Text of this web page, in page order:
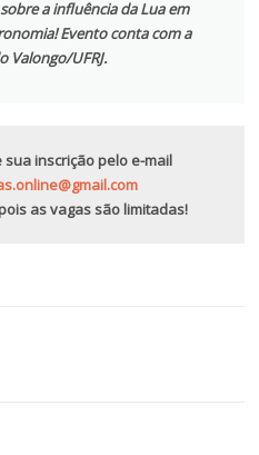
a influência da Lua em
Evento conta com a
Valongo/UFRJ.
inscrição pelo e-mail
as vagas são limitadas!